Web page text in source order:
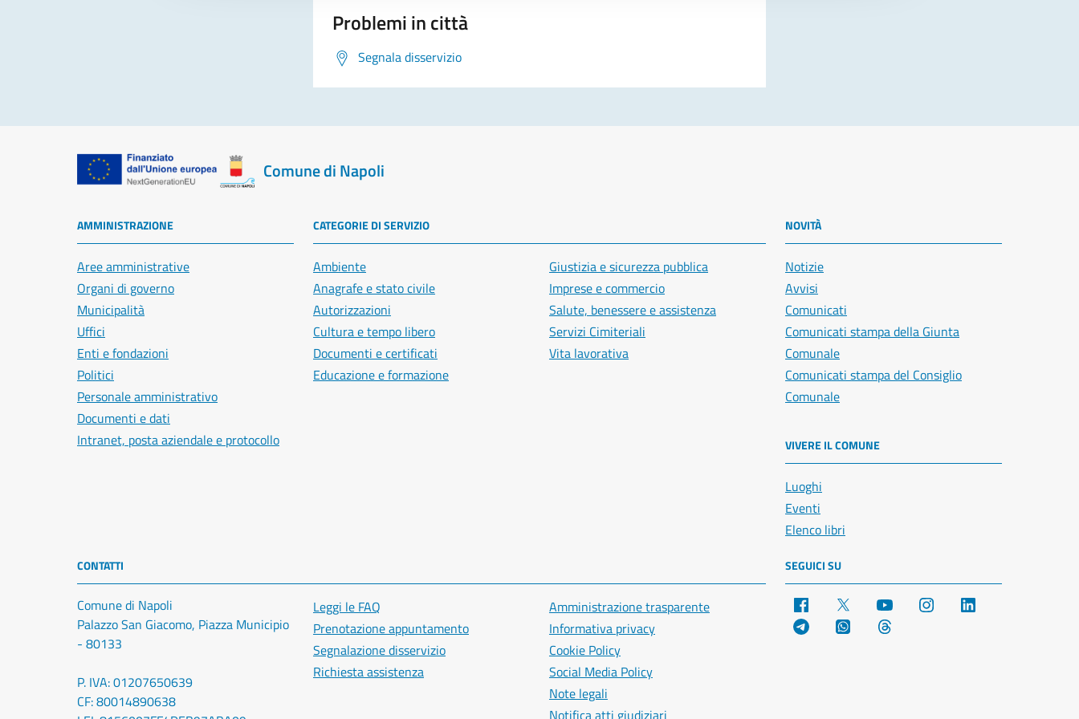
Problemi in città
Segnala disservizio
Comune di Napoli
AMMINISTRAZIONE
Aree amministrative
Organi di governo
Municipalità
Uffici
Enti e fondazioni
Politici
Personale amministrativo
Documenti e dati
Intranet, posta aziendale e protocollo
CATEGORIE DI SERVIZIO
Ambiente
Anagrafe e stato civile
Autorizzazioni
Cultura e tempo libero
Documenti e certificati
Educazione e formazione
Giustizia e sicurezza pubblica
Imprese e commercio
Salute, benessere e assistenza
Servizi Cimiteriali
Vita lavorativa
NOVITÀ
Notizie
Avvisi
Comunicati
Comunicati stampa della Giunta
Comunale
Comunicati stampa del Consiglio
Comunale
VIVERE IL COMUNE
Luoghi
Eventi
Elenco libri
CONTATTI
Comune di Napoli
Palazzo San Giacomo, Piazza Municipio
- 80133
P. IVA: 01207650639
CF: 80014890638
Leggi le FAQ
Prenotazione appuntamento
Segnalazione disservizio
Richiesta assistenza
Amministrazione trasparente
Informativa privacy
Cookie Policy
Social Media Policy
Note legali
SEGUICI SU
Facebook YouTube Instagram
Telegram WhatsApp